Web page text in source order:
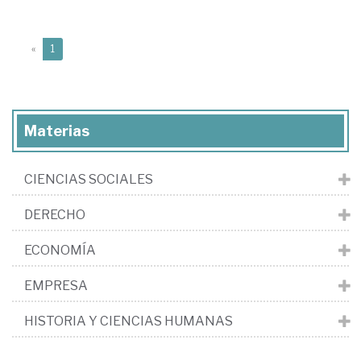
« 1
Materias
CIENCIAS SOCIALES
DERECHO
ECONOMÍA
EMPRESA
HISTORIA Y CIENCIAS HUMANAS